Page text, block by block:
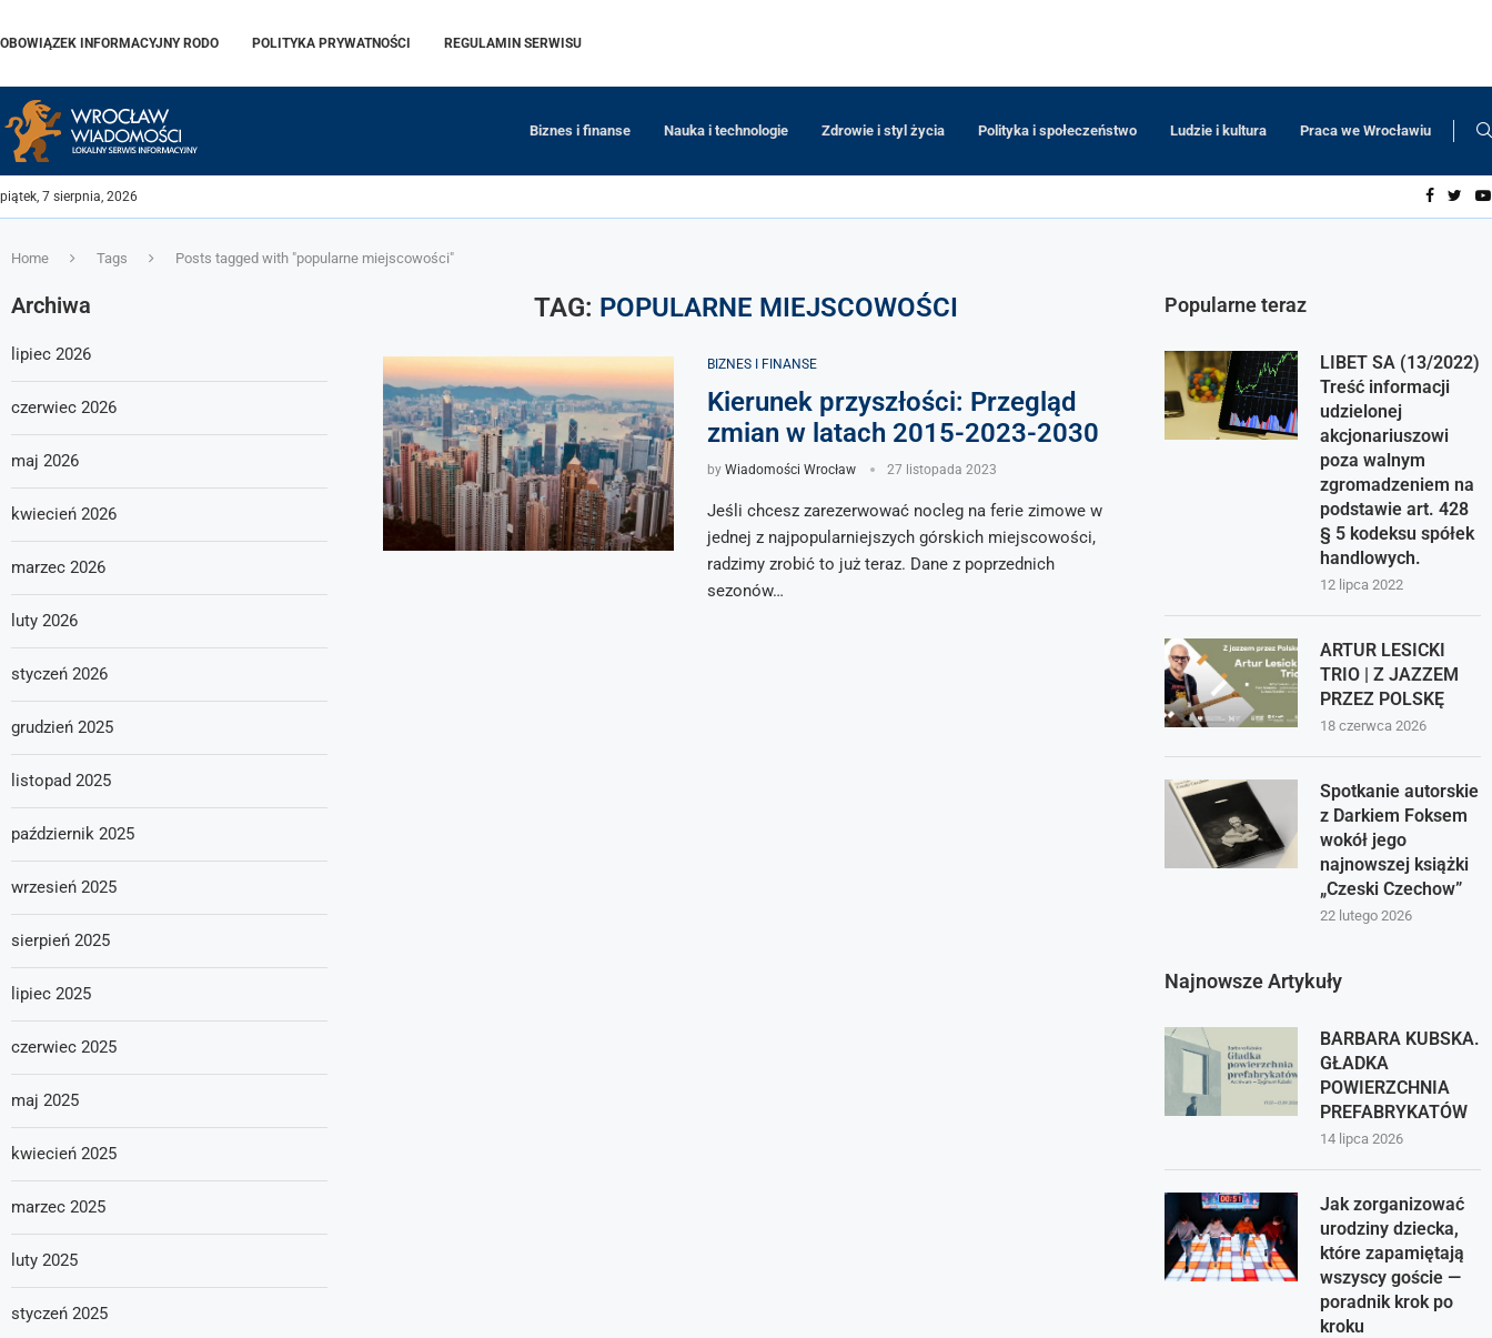
OBOWIĄZEK INFORMACYJNY RODO POLITYKA PRYWATNOŚCI REGULAMIN SERWISU
Biznes i finanse Nauka i technologie Zdrowie i styl życia Polityka i społeczeństwo Ludzie i kultura Praca we Wrocławiu
piątek, 7 sierpnia, 2026
Home Tags Posts tagged with "popularne miejscowości"
TAG: POPULARNE MIEJSCOWOŚCI
BIZNES I FINANSE
Kierunek przyszłości: Przegląd
zmian w latach 2015-2023-2030
by Wiadomości Wrocław 27 listopada 2023
Jeśli chcesz zarezerwować nocleg na ferie zimowe w
jednej z najpopularniejszych górskich miejscowości,
radzimy zrobić to już teraz. Dane z poprzednich
sezonów…
Popularne teraz
LIBET SA (13/2022)
Treść informacji
udzielonej
akcjonariuszowi
poza walnym
zgromadzeniem na
podstawie art. 428
§ 5 kodeksu spółek
handlowych.
12 lipca 2022
ARTUR LESICKI
TRIO | Z JAZZEM
PRZEZ POLSKĘ
18 czerwca 2026
Spotkanie autorskie
z Darkiem Foksem
wokół jego
najnowszej książki
„Czeski Czechow”
22 lutego 2026
Najnowsze Artykuły
BARBARA KUBSKA.
GŁADKA
POWIERZCHNIA
PREFABRYKATÓW
14 lipca 2026
Jak zorganizować
urodziny dziecka,
które zapamiętają
wszyscy goście —
poradnik krok po
kroku
Archiwa
lipiec 2026
czerwiec 2026
maj 2026
kwiecień 2026
marzec 2026
luty 2026
styczeń 2026
grudzień 2025
listopad 2025
październik 2025
wrzesień 2025
sierpień 2025
lipiec 2025
czerwiec 2025
maj 2025
kwiecień 2025
marzec 2025
luty 2025
styczeń 2025